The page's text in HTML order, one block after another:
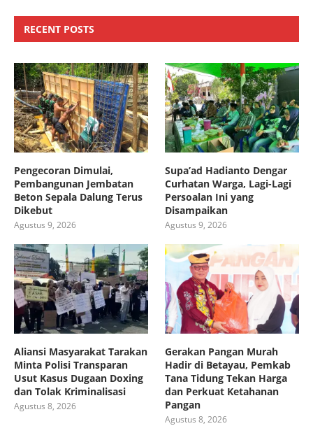
RECENT POSTS
Pengecoran Dimulai,
Pembangunan Jembatan
Beton Sepala Dalung Terus
Dikebut
Agustus 9, 2026
Supa’ad Hadianto Dengar
Curhatan Warga, Lagi-Lagi
Persoalan Ini yang
Disampaikan
Agustus 9, 2026
Aliansi Masyarakat Tarakan
Minta Polisi Transparan
Usut Kasus Dugaan Doxing
dan Tolak Kriminalisasi
Agustus 8, 2026
Gerakan Pangan Murah
Hadir di Betayau, Pemkab
Tana Tidung Tekan Harga
dan Perkuat Ketahanan
Pangan
Agustus 8, 2026